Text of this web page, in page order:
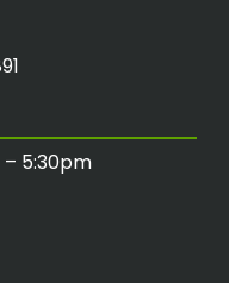
– 5:30pm